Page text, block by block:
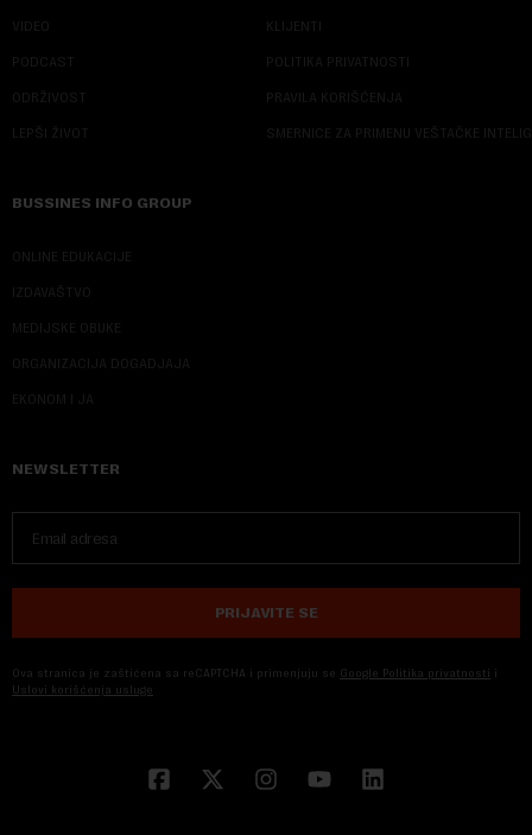
VIDEO
PODCAST
ODRŽIVOST
LEPŠI ŽIVOT
KLIJENTI
POLITIKA PRIVATNOSTI
PRAVILA KORIŠĆENJA
SMERNICE ZA PRIMENU VEŠTAČKE
BUSSINES INFO GROUP
ONLINE EDUKACIJE
IZDAVAŠTVO
MEDIJSKE OBUKE
ORGANIZACIJA DOGADJAJA
EKONOM I JA
NEWSLETTER
PRIJAVITE SE
Ova stranica je zaštićena sa reCAPTCHA i primenjuju se Google Politika privatnosti i
Uslovi korišćenja usluge